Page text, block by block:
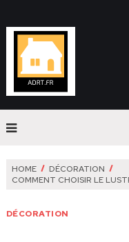
HOME
DÉCORATION
COMMENT CHOISIR LE
DÉCORATION